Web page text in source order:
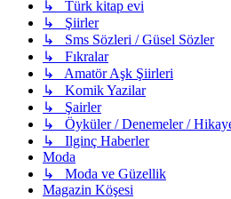
↳ Türk kitap evi
↳ Şiirler
↳ Sms Sözleri / Güsel Sözler
↳ Fıkralar
↳ Amatör Aşk Şiirleri
↳ Komik Yazilar
↳ Şairler
↳ Öyküler / Denemeler /
↳ Ilginç Haberler
Moda
↳ Moda ve Güzellik
Magazin Köşesi